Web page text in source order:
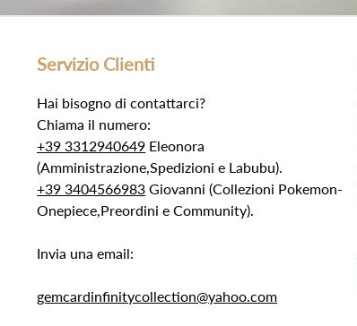
Servizio Clienti
Hai bisogno di contattarci?
Chiama il numero:
+39 3312940649 Eleonora
(Amministrazione,Spedizioni e Labubu).
+39 3404566983 Giovanni (Collezioni Pokemon-
Onepiece,Preordini e Community).
Invia una email:
gemcardinfinitycollection@yahoo.com